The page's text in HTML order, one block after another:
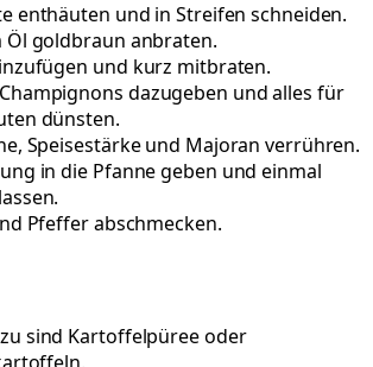
enthäuten und in Streifen schneiden.
Öl goldbraun anbraten.
und kurz mitbraten.
dazugeben und alles für
dünsten.
Speisestärke und Majoran verrühren.
in die Pfanne geben und einmal
Pfeffer abschmecken.
sind Kartoffelpüree oder